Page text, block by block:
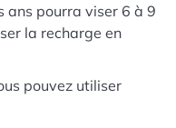
ans pourra viser 6 à 9
la recharge en
pouvez utiliser